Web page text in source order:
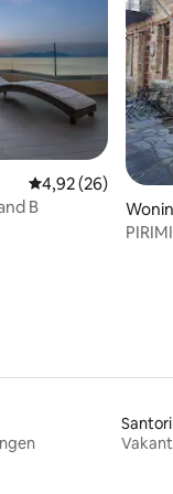
recensies
Gemiddelde
4,92 (26)
B